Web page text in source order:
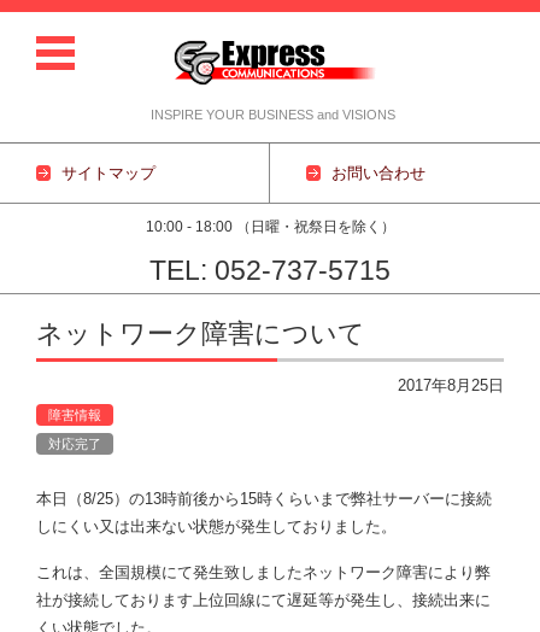
INSPIRE YOUR BUSINESS and VISIONS
サイトマップ お問い合わせ
10:00 - 18:00 （日曜・祝祭日を除く）
TEL: 052-737-5715
コンテンツに移動
ネットワーク障害について
2017年8月25日
障害情報
対応完了
本日（8/25）の13時前後から15時くらいまで弊社サーバーに接続
しにくい又は出来ない状態が発生しておりました。
これは、全国規模にて発生致しましたネットワーク障害により弊
社が接続しております上位回線にて遅延等が発生し、接続出来に
くい状態でした。